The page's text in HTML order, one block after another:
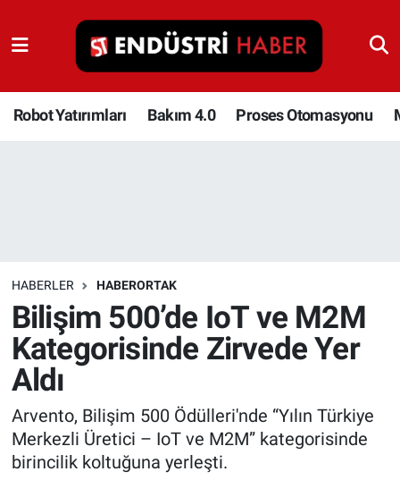
Robot Yatırımları Bakım 4.0 Proses Otomasyonu
HABERLER HABERORTAK
Bilişim 500’de IoT ve M2M
Kategorisinde Zirvede Yer
Aldı
Arvento, Bilişim 500 Ödülleri'nde “Yılın Türkiye
Merkezli Üretici – IoT ve M2M” kategorisinde
birincilik koltuğuna yerleşti.
Robot Yatırımları
Bakım 4.0
İnşaat ve Malzeme
HaberOrtak
EndüstriST